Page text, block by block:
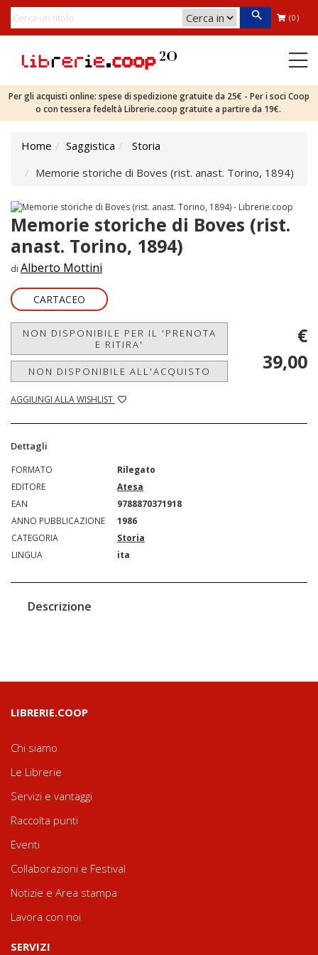
(0)
Per gli acquisti online: spese di spedizione gratuite da 25€ - Per i soci Coop
o con tessera fedeltà Librerie.coop gratuite a partire da 19€.
Home Saggistica
Storia
Memorie storiche di Boves (rist. anast. Torino, 1894)
Memorie storiche di Boves (rist.
anast. Torino, 1894)
di Alberto Mottini
CARTACEO
NON DISPONIBILE PER IL 'PRENOTA
E RITIRA'
NON DISPONIBILE ALL'ACQUISTO
AGGIUNGI ALLA WISHLIST
€
39,00
Dettagli
FORMATO
Rilegato
EDITORE
Atesa
EAN
9788870371918
ANNO PUBBLICAZIONE
1986
CATEGORIA
Storia
LINGUA
ita
Descrizione
LIBRERIE.COOP
Chi siamo
Le Librerie
Servizi e vantaggi
Raccolta punti
Eventi
Collaborazioni e Festival
Notizie e Area stampa
Lavora con noi
SERVIZI